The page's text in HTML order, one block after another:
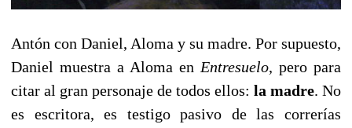
Antón con Daniel, Aloma y su madre. Por supuesto,
Daniel muestra a Aloma en Entresuelo, pero para
citar al gran personaje de todos ellos: la madre. No
es escritora, es testigo pasivo de las correrías